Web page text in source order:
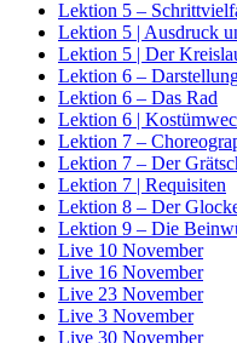
Lektion 5 –
Lektion 5 | Ausdruck
Lektion 5 | Der
Lektion 6 –
Lektion 6 – Das Rad
Lektion 6 |
Lektion 7 –
Lektion 7 – Der
Lektion 7 | Requisiten
Lektion 8 – Der
Lektion 9 – Die
Live 10 November
Live 16 November
Live 23 November
Live 3 November
Live 30 November